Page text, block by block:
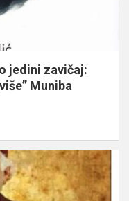
jedini zavičaj:
Muniba